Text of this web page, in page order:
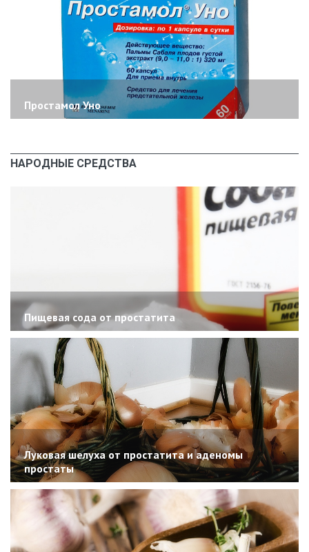
Простамол Уно
НАРОДНЫЕ СРЕДСТВА
Пищевая сода от простатита
Луковая шелуха от простатита и аденомы
простаты